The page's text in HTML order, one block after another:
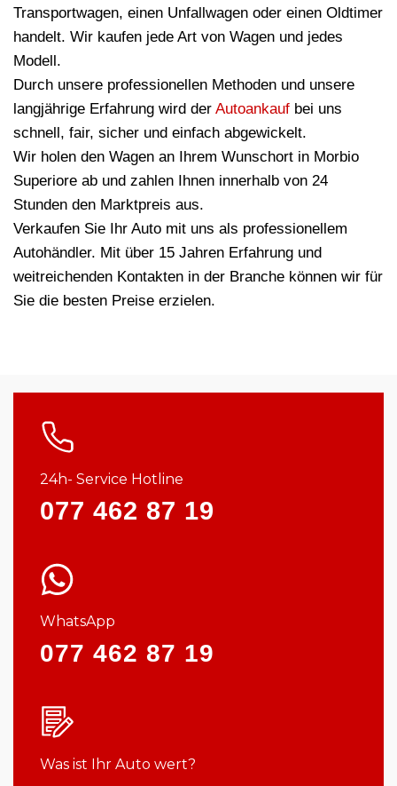
Transportwagen, einen Unfallwagen oder einen Oldtimer
handelt. Wir kaufen jede Art von Wagen und jedes
Modell.
Durch unsere professionellen Methoden und unsere
langjährige Erfahrung wird der Autoankauf bei uns
schnell, fair, sicher und einfach abgewickelt.
Wir holen den Wagen an Ihrem Wunschort in Morbio
Superiore ab und zahlen Ihnen innerhalb von 24
Stunden den Marktpreis aus.
Verkaufen Sie Ihr Auto mit uns als professionellem
Autohändler. Mit über 15 Jahren Erfahrung und
weitreichenden Kontakten in der Branche können wir für
Sie die besten Preise erzielen.
24h- Service Hotline
077 462 87 19
WhatsApp
077 462 87 19
Was ist Ihr Auto wert?